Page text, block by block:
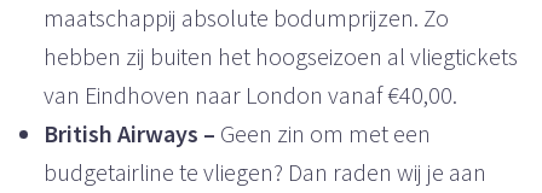
maatschappij absolute bodumprijzen. Zo
hebben zij buiten het hoogseizoen al vliegtickets
van Eindhoven naar London vanaf €40,00.
British Airways – Geen zin om met een
budgetairline te vliegen? Dan raden wij je aan